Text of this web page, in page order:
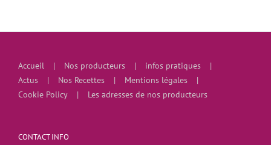
Accueil Nos producteurs
infos pratiques
Actus
Nos Recettes
Mentions légales
Cookie Policy
Les adresses de nos producteurs
CONTACT INFO